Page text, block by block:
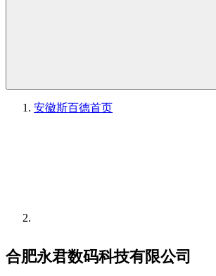
安徽斯百德首页
合肥永君数码科技有限公司